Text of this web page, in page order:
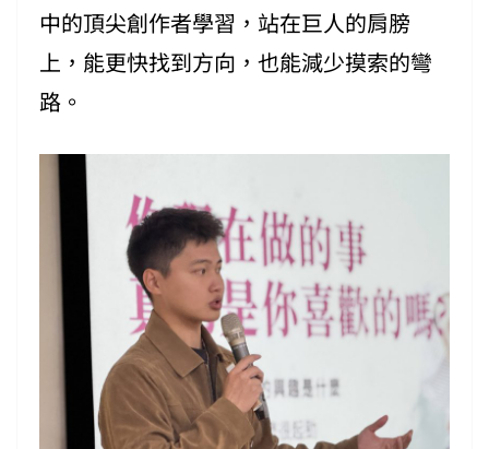
中的頂尖創作者學習，站在巨人的肩膀
上，能更快找到方向，也能減少摸索的彎
路。